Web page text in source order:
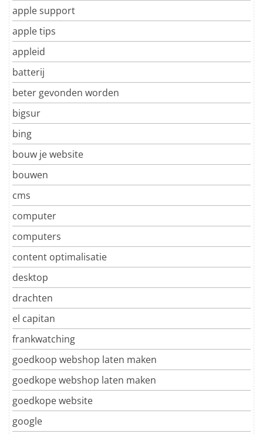
apple support
apple tips
appleid
batterij
beter gevonden worden
bigsur
bing
bouw je website
bouwen
cms
computer
computers
content optimalisatie
desktop
drachten
el capitan
frankwatching
goedkoop webshop laten maken
goedkope webshop laten maken
goedkope website
google